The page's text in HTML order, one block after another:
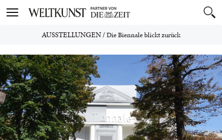
Toggle
AUSSTELLUNGEN/Die Biennale blickt zurück